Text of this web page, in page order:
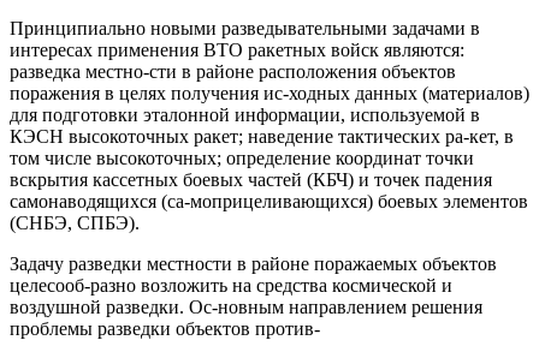
Принципиально новыми разведывательными задачами в
интересах применения ВТО ракетных войск являются:
разведка местно-сти в районе расположения объектов
поражения в целях получения ис-ходных данных (материалов)
для подготовки эталонной информации, используемой в
КЭСН высокоточных ракет; наведение тактических ра-кет, в
том числе высокоточных; определение координат точки
вскрытия кассетных боевых частей (КБЧ) и точек падения
самонаводящихся (са-моприцеливающихся) боевых элементов
(СНБЭ, СПБЭ).
Задачу разведки местности в районе поражаемых объектов
целесооб-разно возложить на средства космической и
воздушной разведки. Ос-новным направлением решения
проблемы разведки объектов против-